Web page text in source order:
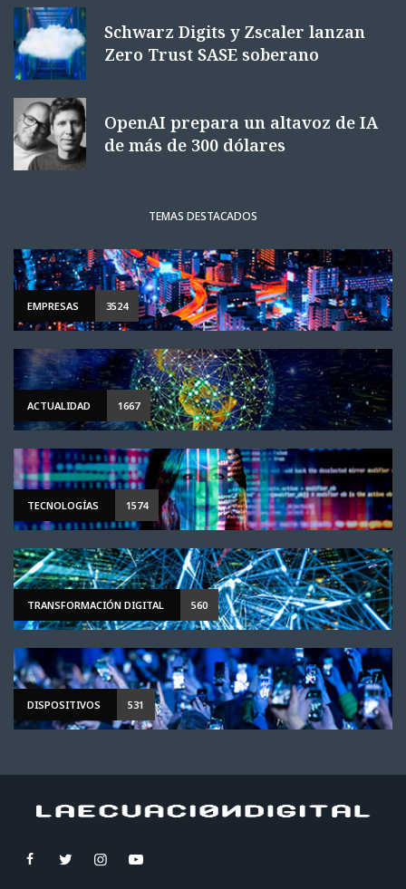
Schwarz Digits y Zscaler lanzan
Zero Trust SASE soberano
OpenAI prepara un altavoz de IA
de más de 300 dólares
TEMAS DESTACADOS
EMPRESAS 3524
ACTUALIDAD 1667
TECNOLOGÍAS 1574
TRANSFORMACIÓN DIGITAL 560
DISPOSITIVOS 531